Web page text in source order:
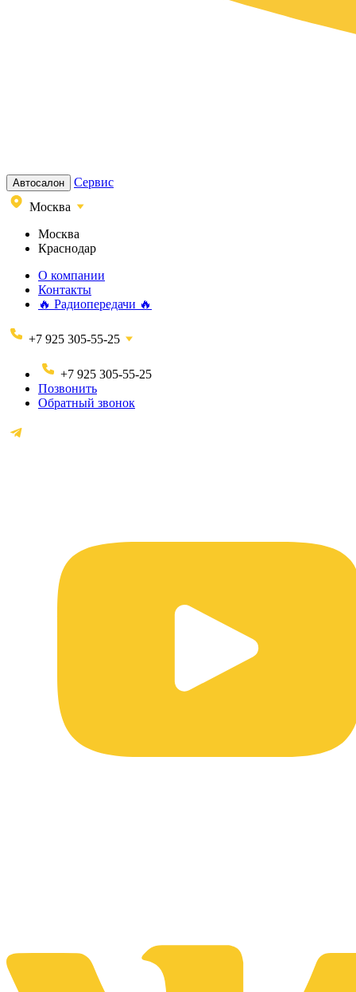
Автосалон
Сервис
Москва
Москва
Краснодар
О компании
Контакты
🔥 Радиопередачи 🔥
+7 925 305-55-25
+7 925 305-55-25
Позвонить
Обратный звонок